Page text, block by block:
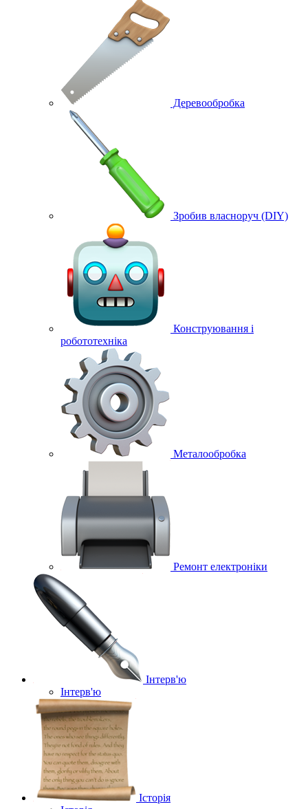
Деревообробка
Зробив власноруч (DIY)
Конструювання і
робототехніка
Металообробка
Ремонт електроніки
Інтерв'ю
Інтерв'ю
Історія